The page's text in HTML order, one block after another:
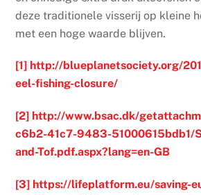
deze traditionele visserij op kleine
met een hoge waarde blijven.
[1] http://blueplanetsociety.org/
eel-fishing-closure/
[2] http://www.bsac.dk/
c6b2-41c7-9483-51000615bdb1/
and-Tof.pdf.aspx?lang=en-GB
[3] https://lifeplatform.eu/saving-